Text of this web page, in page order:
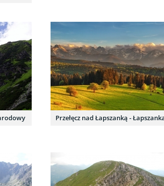
Przełęcz nad Łapszanką -